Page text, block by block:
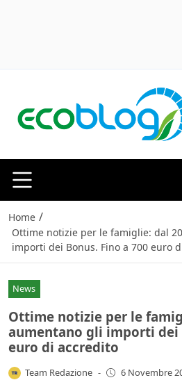
Home /
Ottime notizie per le famiglie: dal
importi dei Bonus. Fino a 700 euro
News
Ottime notizie per le
aumentano gli importi dei
euro di accredito
Team Redazione - 6 Novembre